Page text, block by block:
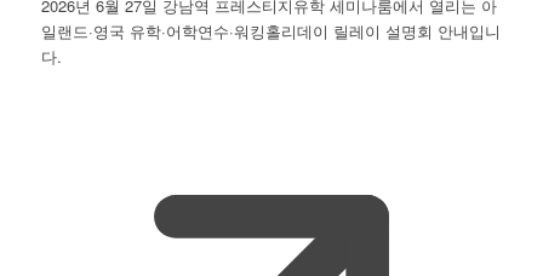
2026년 6월 27일 강남역 프레스티지유학 세미나룸에서 열리는 아
일랜드·영국 유학·어학연수·워킹홀리데이 릴레이 설명회 안내입니
다.